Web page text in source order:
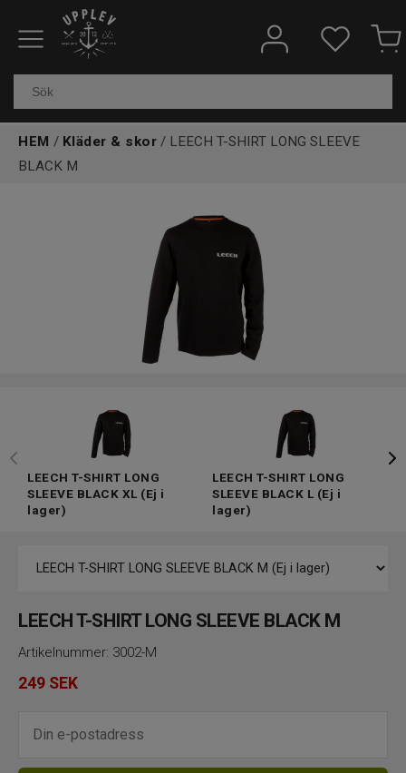
Fiskeredskap
Kläder & skor
HEM / Kläder & skor / LEECH T-SHIRT LONG SLEEVE
BLACK M
LEECH T-SHIRT LONG
SLEEVE BLACK XL (Ej i
lager)
LEECH T-SHIRT LONG
SLEEVE BLACK L (Ej i
lager)
LEECH T-SHIRT LONG SLEEVE BLACK M
Artikelnummer: 3002-M
249 SEK